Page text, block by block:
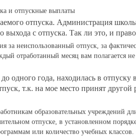
и отпускные выплаты
отпуска. Администрация
с отпуска. Так ли это, и
неиспользованный отпуск, за
отработанный месяц вам полагается
года, находилась в отпуску
т.к. на мое место принят
образовательных учреждений
отпуске, в установленном
или количество учебных классов.